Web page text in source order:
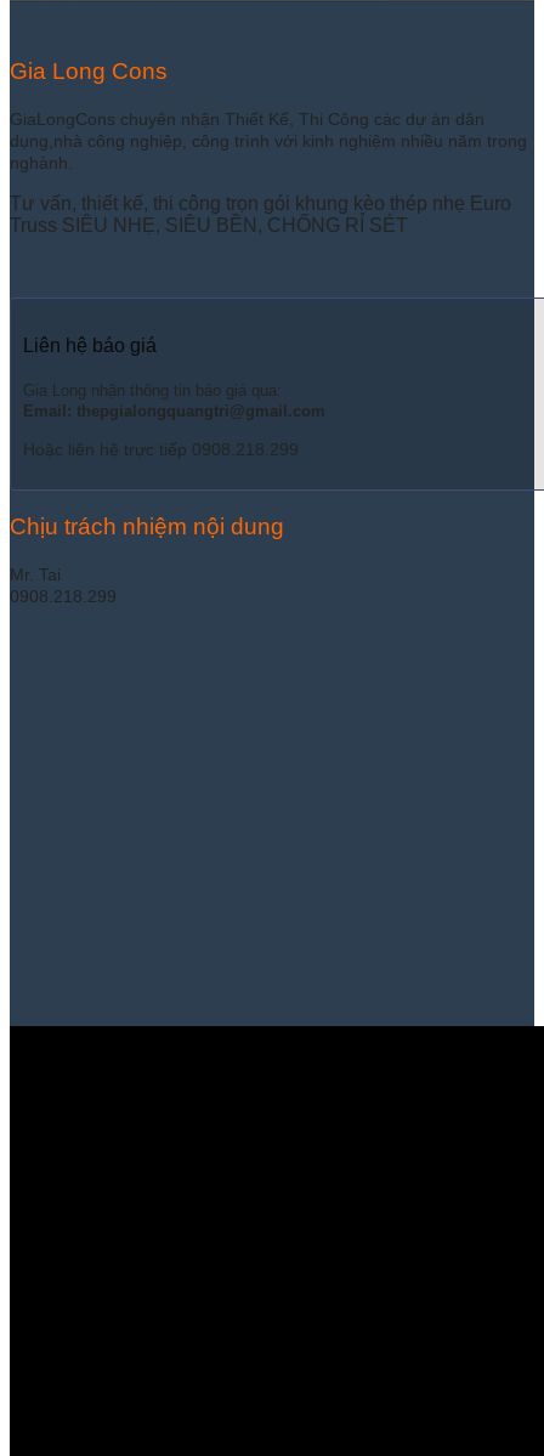
Gia Long Cons
GiaLongCons chuyên nhận Thiết Kế, Thi Công các dự án dân
dụng,nhà công nghiệp, công trình với kinh nghiệm nhiều năm trong
nghành.
Tư vấn, thiết kế, thi công trọn gói khung kèo thép nhẹ Euro
Truss SIÊU NHẸ, SIÊU BỀN, CHỐNG RỈ SÉT
Liên hệ báo giá
Gia Long nhận thông tin báo giá qua:
Email: thepgialongquangtri@gmail.com
Hoặc liên hệ trực tiếp 0908.218.299
Chịu trách nhiệm nội dung
Mr. Tai
0908.218.299